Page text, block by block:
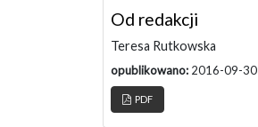
Od redakcji
Teresa Rutkowska
opublikowano:2016-09-30
PDF